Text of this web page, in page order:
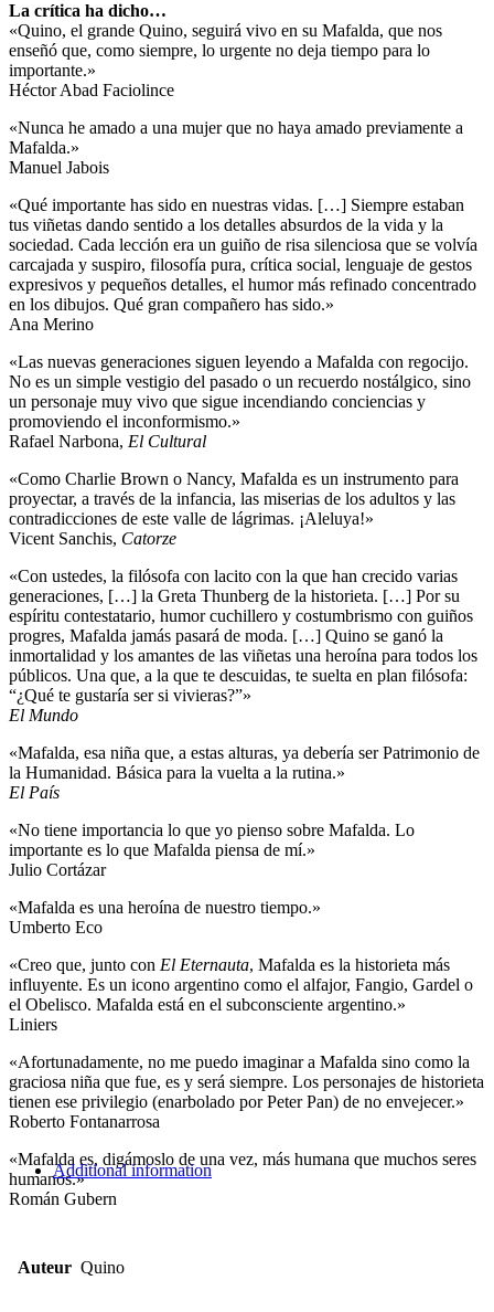
La crítica ha dicho…
«Quino, el grande Quino, seguirá vivo en su Mafalda, que nos
enseñó que, como siempre, lo urgente no deja tiempo para lo
importante.»
Héctor Abad Faciolince
«Nunca he amado a una mujer que no haya amado previamente a
Mafalda.»
Manuel Jabois
«Qué importante has sido en nuestras vidas. […] Siempre estaban
tus viñetas dando sentido a los detalles absurdos de la vida y la
sociedad. Cada lección era un guiño de risa silenciosa que se volvía
carcajada y suspiro, filosofía pura, crítica social, lenguaje de gestos
expresivos y pequeños detalles, el humor más refinado concentrado
en los dibujos. Qué gran compañero has sido.»
Ana Merino
«Las nuevas generaciones siguen leyendo a Mafalda con regocijo.
No es un simple vestigio del pasado o un recuerdo nostálgico, sino
un personaje muy vivo que sigue incendiando conciencias y
promoviendo el inconformismo.»
Rafael Narbona, El Cultural
«Como Charlie Brown o Nancy, Mafalda es un instrumento para
proyectar, a través de la infancia, las miserias de los adultos y las
contradicciones de este valle de lágrimas. ¡Aleluya!»
Vicent Sanchis, Catorze
«Con ustedes, la filósofa con lacito con la que han crecido varias
generaciones, […] la Greta Thunberg de la historieta. […] Por su
espíritu contestatario, humor cuchillero y costumbrismo con guiños
progres, Mafalda jamás pasará de moda. […] Quino se ganó la
inmortalidad y los amantes de las viñetas una heroína para todos los
públicos. Una que, a la que te descuidas, te suelta en plan filósofa:
“¿Qué te gustaría ser si vivieras?”»
El Mundo
«Mafalda, esa niña que, a estas alturas, ya debería ser Patrimonio de
la Humanidad. Básica para la vuelta a la rutina.»
El País
«No tiene importancia lo que yo pienso sobre Mafalda. Lo
importante es lo que Mafalda piensa de mí.»
Julio Cortázar
«Mafalda es una heroína de nuestro tiempo.»
Umberto Eco
«Creo que, junto con El Eternauta, Mafalda es la historieta más
influyente. Es un icono argentino como el alfajor, Fangio, Gardel o
el Obelisco. Mafalda está en el subconsciente argentino.»
Liniers
«Afortunadamente, no me puedo imaginar a Mafalda sino como la
graciosa niña que fue, es y será siempre. Los personajes de historieta
tienen ese privilegio (enarbolado por Peter Pan) de no envejecer.»
Roberto Fontanarrosa
«Mafalda es, digámoslo de una vez, más humana que muchos seres
humanos.»
Román Gubern
Additional information
Auteur Quino